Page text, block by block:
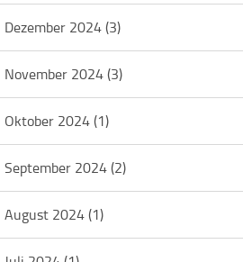
Dezember 2024(3)
November 2024(3)
Oktober 2024(1)
September 2024(2)
August 2024(1)